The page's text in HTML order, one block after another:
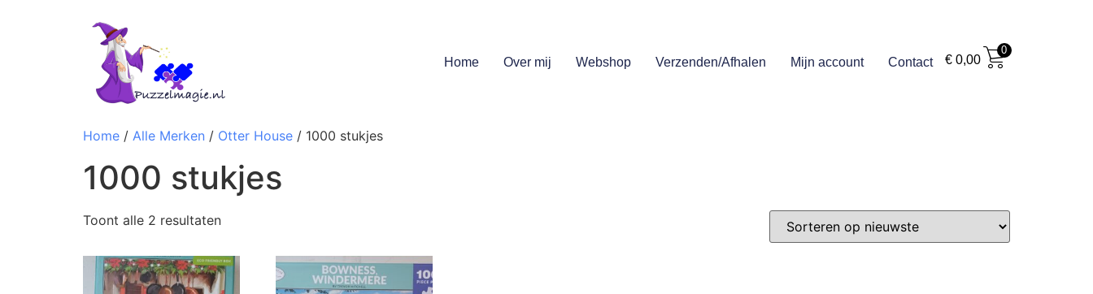
Home Over mij Webshop Verzenden/Afhalen Mijn account Contact €0,00
0
Home / Alle Merken / Otter House / 1000 stukjes
1000 stukjes
Toont alle 2 resultaten